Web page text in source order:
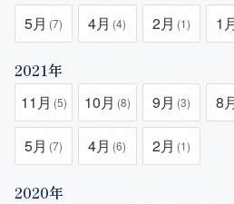
5月 (7) 4月 (4) 2月 (1) 1
2021年
11月 (5) 10月 (8) 9月 (3) 8
5月 (7) 4月 (6) 2月 (1)
2020年